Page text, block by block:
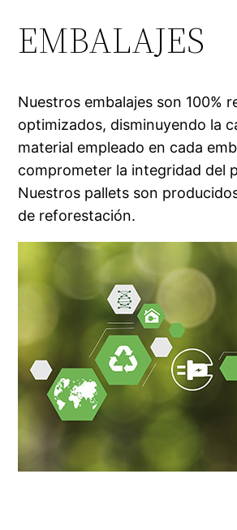
EMBALAJES
Nuestros embalajes son 100%
optimizados, disminuyendo la
material empleado en cada
comprometer la integridad del
Nuestros pallets son
de reforestación.